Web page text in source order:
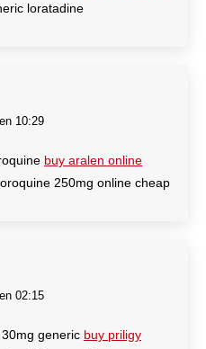
loratadine
10:29
buy aralen online
250mg online cheap
02:15
generic buy priligy